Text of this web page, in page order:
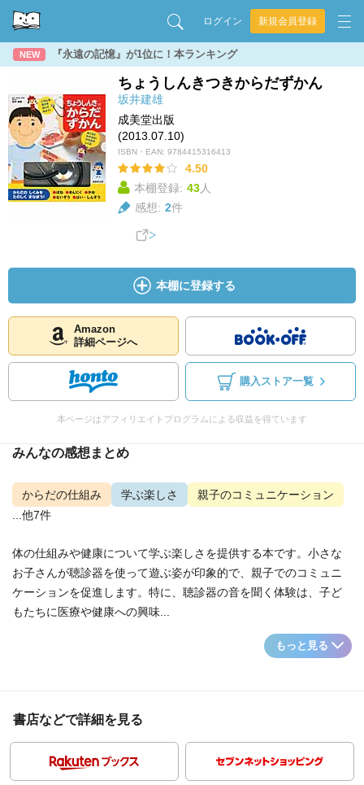
ログイン 新規会員登録
NEW 『永遠の記憶』が1位に！本ランキング
ちょうしんきつきからだずかん
坂井建雄
成美堂出版
(2013.07.10)
ISBN・EAN: 9784415316413
4.50
本棚登録: 43人
感想: 2件
本棚に登録する
Amazon
詳細ページへ
購入ストア一覧
本ページはアフィリエイトプログラムによる収益を得ています
みんなの感想まとめ
からだの仕組み 学ぶ楽しさ
親子のコミュニケーション
...他7件
体の仕組みや健康について学ぶ楽しさを提供する本です。小さな
お子さんが聴診器を使って遊ぶ姿が印象的で、親子でのコミュニ
ケーションを促進します。特に、聴診器の音を聞く体験は、子ど
もたちに医療や健康への興味...
もっと見る
書店などで詳細を見る